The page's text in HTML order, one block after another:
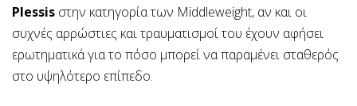
Plessis στην κατηγορία των Middleweight, αν και οι
συχνές αρρώστιες και τραυματισμοί του έχουν αφήσει
ερωτηματικά για το πόσο μπορεί να παραμένει σταθερός
στο υψηλότερο επίπεδο.